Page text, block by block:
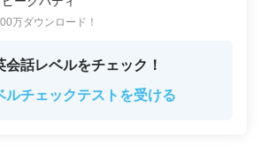
万ダウンロード！
話レベルをチェック！
ルチェックテストを受ける